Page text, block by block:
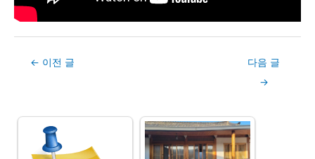
Post← 이전 글
다음 글
→